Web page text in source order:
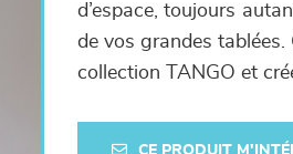
d’espace, toujours
de vos grandes
collection TANGO et
CE PRODUIT